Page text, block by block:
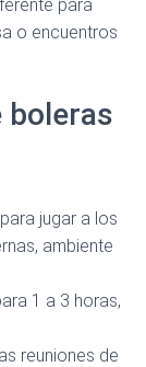
para
o encuentros
boleras
jugar a los
ambiente
1 a 3 horas,
reuniones de